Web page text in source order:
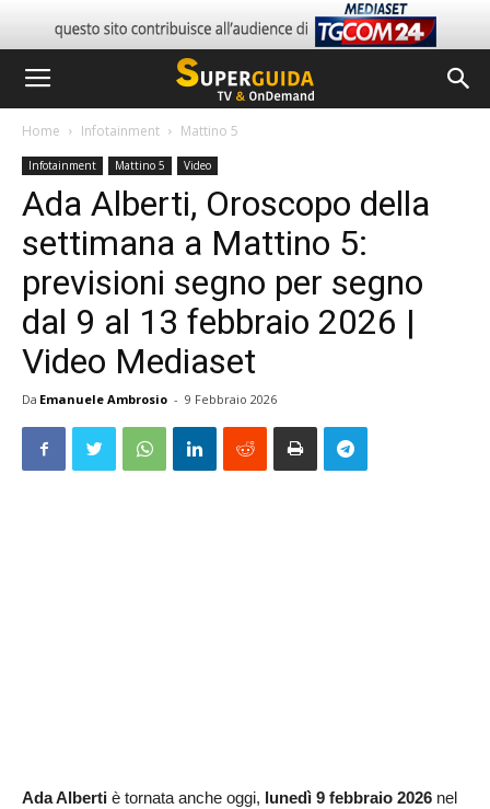
Home Infotainment Mattino 5
Infotainment Mattino 5 Video
Ada Alberti, Oroscopo della
settimana a Mattino 5:
previsioni segno per segno
dal 9 al 13 febbraio 2026 |
Video Mediaset
Da Emanuele Ambrosio - 9 Febbraio 2026
Ada Alberti è tornata anche oggi, lunedì 9 febbraio 2026 nel